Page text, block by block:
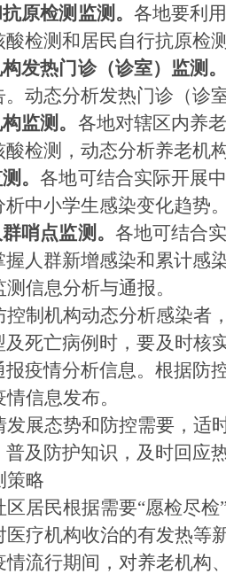
科研培训
科研工作
培训交流
原检测监测。 各地要利
检测和居民自行抗原检
发热门诊（诊室）监测。
动态分析发热门诊（诊
监测。 各地对辖区内养老
检测 ， 动态分析养老机
。各地可结合实际开展中
中小学生感染变化趋势。
哨点监测。 各地可结合
人群新增感染和累计感染
测信息分析与通报。
控制机构动态分析感染者
及死亡病例时，要及时核
报疫情分析信息。 根据防
情信息发布。
发展态势和防控需要 ，适
及防护知识，及时回应
策略
区居民根据需要“愿检尽检
医疗机构收治的有发热等
情流行期间，对养老机构